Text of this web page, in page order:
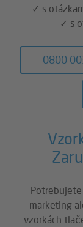
✓ s
✓ s
0800
marketing
vzorkách